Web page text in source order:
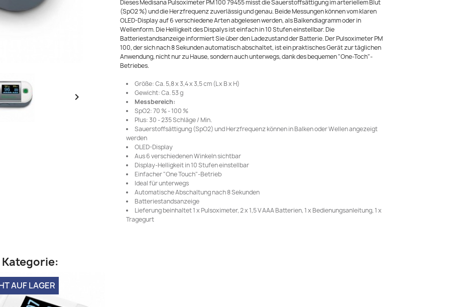

Dieses Medisana Pulsoximeter PM 100 79455 misst die Sauerstoffsättigung im arteriellem Blut
(SpO2 %) und die Herzfrequenz zuverlässig und genau. Beide Messungen können vom klaren
OLED-Display auf 6 verschiedene Arten abgelesen werden, als Balkendiagramm oder in
Wellenform. Die Helligkeit des Dispalys ist einfach in 10 Stufen einstellbar. Die
Batteriestandsanzeige informiert Sie über den Ladezustand der Batterie. Der Pulsoximeter PM
100, der sich nach 8 Sekunden automatisch abschaltet, ist ein praktisches Gerät zur täglichen
Anwendung, nicht nur zu Hause, sondern auch unterwegs, dank des bequemen "One-Toch"-
Betriebes.
Größe: Ca. 5,8 x 3,4 x 3,5 cm (L x B x H)
Gewicht: Ca. 53 g
Messbereich:
SpO2: 70 % - 100 %
Plus: 30 - 235 Schläge / Min.
Sauerstoffsättigung (SpO2) und Herzfrequenz können in Balken oder Wellen angezeigt
werden
OLED-Display
Aus 6 verschiedenen Winkeln sichtbar
Display-Helligkeit in 10 Stufen einstellbar
Einfacher "One Touch"-Betrieb
Ideal für unterwegs
Automatische Abschaltung nach 8 Sekunden
Batteriestandsanzeige
Lieferung beinhaltet 1 x Pulsoximeter, 2 x 1,5 V AAA Batterien, 1 x Bedienungsanleitung, 1 x
Tragegurt
AUF LAGER